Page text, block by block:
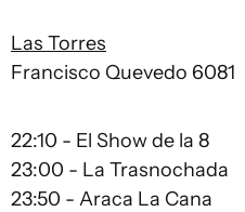
Las Torres
Francisco Quevedo 6081
22:10 - El Show de la 8
23:00 - La Trasnochada
23:50 - Araca La Cana